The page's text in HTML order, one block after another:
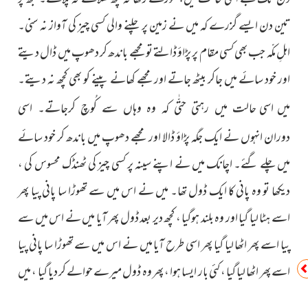
تین دن ایسے گزرے کہ میں نے زمین پر چلنے والی کسی چیز کی آواز نہ سنی۔
اہلِ مکّہ جب بھی کسی مقام پر پڑاؤ ڈالتے تو مجھے باندھ کر دھوپ میں ڈال دیتے
اور خود سائے میں جاکر بیٹھ جاتے اور مجھے کھانے پینے کو بھی کچھ نہ دیتے۔
میں اسی حالت میں رہتی حتّٰی کہ وہ وہاں سے کُوچ کرجاتے۔ اسی
دورانانہوں نے ایک جگہ پڑاؤ ڈالا اور مجھے دھوپ میں باندھ کر خود سائے
میں چلے گئے۔ اچانک میں نے اپنے سینہ پر کسی چیز کی ٹھنڈک محسوس کی ،
دیکھا تو وہ پانی کا ایک ڈول تھا۔ میں نے اس میں سے تھوڑا سا پانی پیا پھر
اسے ہٹا لیا گیا اور وہ بلند ہوگیا ، کچھ دیر بعد ڈول پھر آیا میں نے اس میں سے
پیا اسے پھر اٹھا لیا گیا پھر اسی طرح آیا میں نے اس میں سے تھوڑا سا پانی پیا
اسے پھر اٹھا لیا گیا ، کئی بار ایسا ہوا ، پھر وہ ڈول میرے حوالے کر دیا گیا ، میں